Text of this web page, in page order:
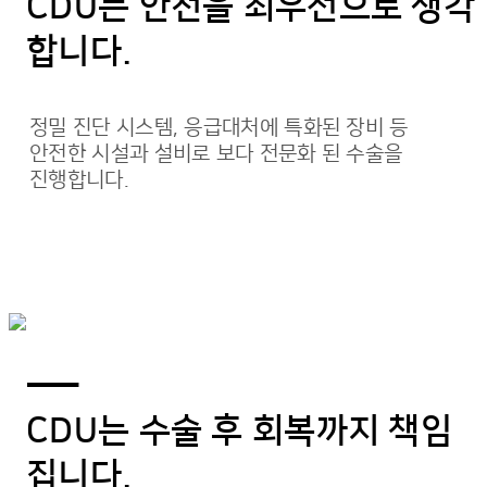
합니다.
정밀 진단 시스템, 응급대처에 특화된 장비 등
안전한 시설과 설비로 보다 전문화 된 수술을
진행합니다.
―
CDU는 수술 후 회복까지 책임
집니다.